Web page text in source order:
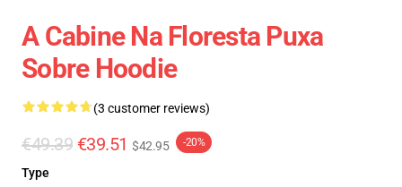
A Cabine Na Floresta Puxa
Sobre Hoodie
(3 customer reviews)
€49.39 €39.51 $42.95 -20%
Type